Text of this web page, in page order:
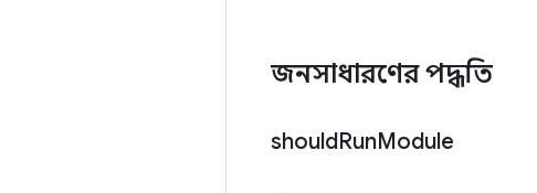
জনসাধারণের পদ্ধতি
shouldRunModule